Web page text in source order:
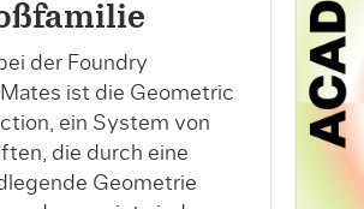
der Foundry
ist die Geometric
ein System von
die durch eine
Geometrie